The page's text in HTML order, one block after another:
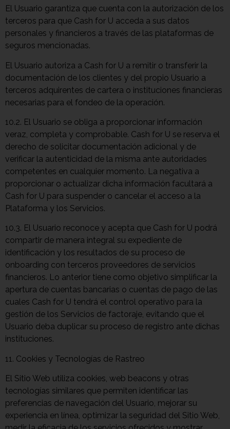
El Usuario garantiza que cuenta con la autorización de los
terceros para que Cash for U acceda a sus datos
personales y financieros a través de las plataformas de
seguros mencionadas.
El Usuario autoriza a Cash for U a remitir o transferir la
documentación de los clientes y del propio Usuario a
terceros adquirentes de cartera o instituciones financieras
necesarias para el fondeo de la operación.
10.2. El Usuario se obliga a proporcionar información
veraz, completa y comprobable. Cash for U se reserva el
derecho de solicitar documentación adicional y de
verificar la autenticidad de la misma ante autoridades
competentes en cualquier momento. La negativa a
proporcionar o actualizar dicha información facultará a
Cash for U para suspender o cancelar el acceso a la
Plataforma y los Servicios.
10.3. El Usuario reconoce y acepta que Cash for U podrá
compartir de manera integral su expediente de
identificación y los resultados de su proceso de
onboarding con terceros proveedores de servicios
financieros. Lo anterior tiene como objetivo simplificar la
apertura de cuentas bancarias o cuentas de pago de las
cuales Cash for U tendrá el control operativo para la
gestión de los Servicios de factoraje, evitando que el
Usuario deba duplicar su proceso de registro ante dichas
instituciones.
11. Cookies y Tecnologías de Rastreo
El Sitio Web utiliza cookies, web beacons y otras
tecnologías similares que permiten identificar las
preferencias de navegación del Usuario, mejorar su
experiencia en línea, optimizar la seguridad del Sitio Web,